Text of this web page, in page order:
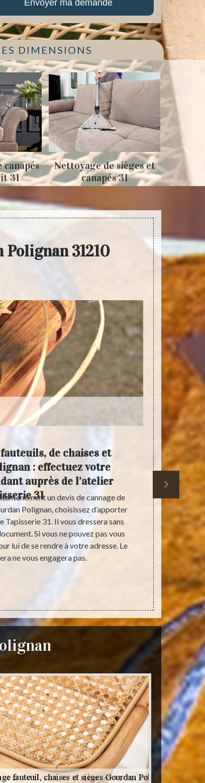
DIMENSIONS
Nettoyage de sièges et
canapés 31
Tapissage
sièges 31
31210
de chaises et
: effectuez votre
auprès de l’atelier
31un devis de cannage de
Polignan, choisissez d’apporter
Tapisserie 31. Il vous dressera sans
Si vous ne pouvez pas vous
lui de se rendre à votre adresse. Le
ne vous engagera pas.
Si vous
modèle
31. celui-ci
qualité et
pour le
Gourdan